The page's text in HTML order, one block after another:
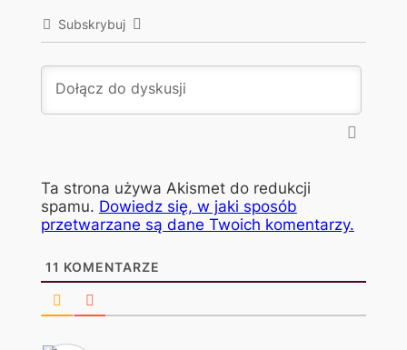
Subskrybuj
Ta strona używa Akismet do redukcji
spamu. Dowiedz się, w jaki sposób
przetwarzane są dane Twoich komentarzy.
11 KOMENTARZE